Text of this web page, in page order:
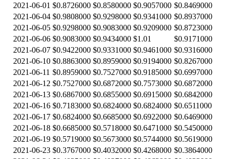
2021-06-01 $0.8726000 $0.8580000 $0.9057000 $0.8469000
2021-06-04 $0.9808000 $0.9298000 $0.9341000 $0.8937000
2021-06-05 $0.9298000 $0.9083000 $0.9209000 $0.8723000
2021-06-06 $0.9083000 $0.9434000 $1.01
$0.9171000
2021-06-07 $0.9422000 $0.9331000 $0.9461000 $0.9316000
2021-06-10 $0.8863000 $0.8959000 $0.9194000 $0.8267000
2021-06-11 $0.8959000 $0.7527000 $0.9185000 $0.6997000
2021-06-12 $0.7527000 $0.6872000 $0.7573000 $0.6872000
2021-06-13 $0.6867000 $0.6855000 $0.6915000 $0.6842000
2021-06-16 $0.7183000 $0.6824000 $0.6824000 $0.6511000
2021-06-17 $0.6824000 $0.6685000 $0.6922000 $0.6469000
2021-06-18 $0.6685000 $0.5718000 $0.6471000 $0.5450000
2021-06-19 $0.5719000 $0.5673000 $0.5744000 $0.5619000
2021-06-23 $0.3767000 $0.4032000 $0.4268000 $0.3864000